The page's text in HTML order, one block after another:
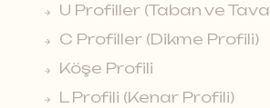
U Profiller (Taban ve
C Profiller (Dikme Profili)
Köşe Profili
L Profili (Kenar Profili)